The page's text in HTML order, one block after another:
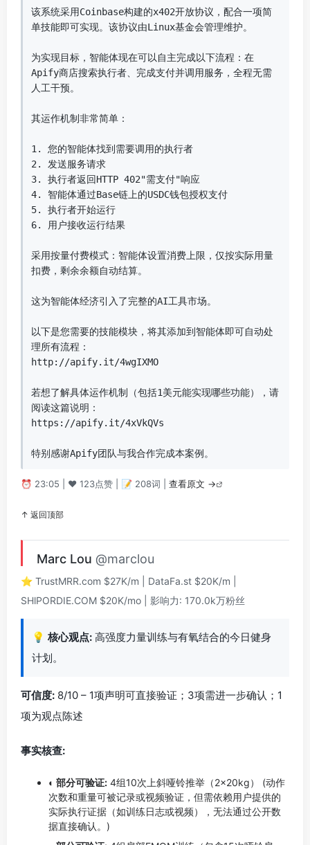
该系统采用Coinbase构建的x402开放协议，配合一项简
单技能即可实现。该协议由Linux基金会管理维护。
为实现目标，智能体现在可以自主完成以下流程：在
Apify商店搜索执行者、完成支付并调用服务，全程无需
人工干预。
其运作机制非常简单：
1. 您的智能体找到需要调用的执行者
2. 发送服务请求
3. 执行者返回HTTP 402"需支付"响应
4. 智能体通过Base链上的USDC钱包授权支付
5. 执行者开始运行
6. 用户接收运行结果
采用按量付费模式：智能体设置消费上限，仅按实际用量
扣费，剩余余额自动结算。
这为智能体经济引入了完整的AI工具市场。
以下是您需要的技能模块，将其添加到智能体即可自动处
理所有流程：
http://apify.it/4wgIXMO
若想了解具体运作机制（包括1美元能实现哪些功能），请
阅读这篇说明：
https://apify.it/4xVkQVs
特别感谢Apify团队与我合作完成本案例。
⏰ 23:05 | ❤️ 123点赞 | 📝 208词 | 查看原文 →
↑ 返回顶部
Marc Lou @marclou
⭐️ TrustMRR.com $27K/m | DataFa.st $20K/m |
SHlPORDIE.COM $20K/mo | 影响力: 170.0k万粉丝
💡 核心观点: 高强度力量训练与有氧结合的今日健身
计划。
可信度: 8/10 – 1项声明可直接验证；3项需进一步确认；1
项为观点陈述
事实核查:
◐ 部分可验证: 4组10次上斜哑铃推举（2×20kg） (动作
次数和重量可被记录或视频验证，但需依赖用户提供的
实际执行证据（如训练日志或视频），无法通过公开数
据直接确认。)